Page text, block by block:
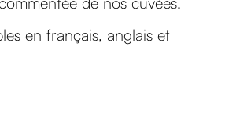
en français, anglais et